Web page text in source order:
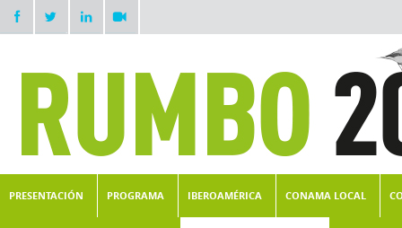
PRESENTACIÓN PROGRAMA IBEROAMÉRICA CONAMA LOCAL